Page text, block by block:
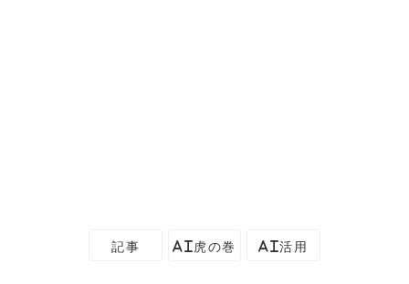
記事 AI虎の巻 AI活用